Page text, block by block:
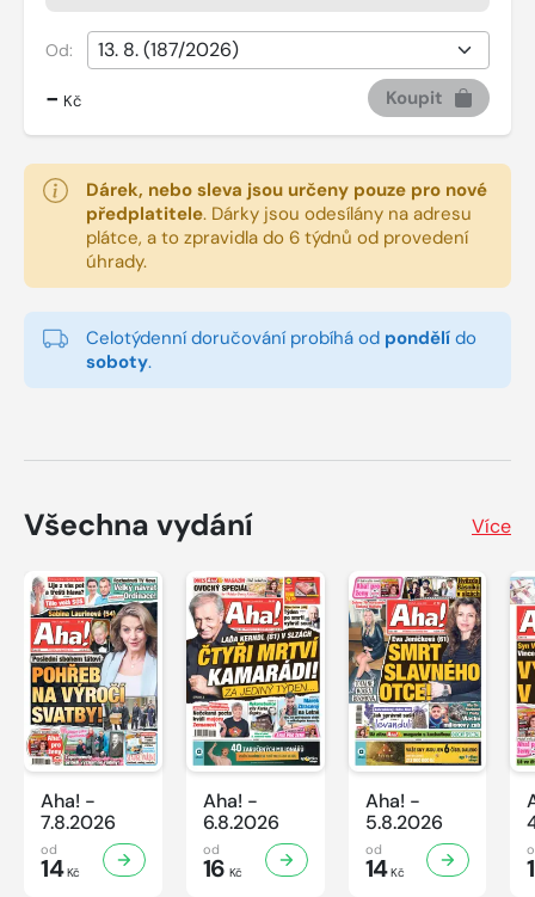
Od:
- Kč Koupit
Dárek, nebo sleva jsou určeny pouze pro nové
předplatitele. Dárky jsou odesílány na adresu
plátce, a to zpravidla do 6 týdnů od provedení
úhrady.
Celotýdenní doručování probíhá od pondělí do
soboty.
Všechna vydání Více
Aha! -
7.8.2026
od
14Kč
Aha! -
6.8.2026
od
16 Kč
Aha! -
5.8.2026
od
14Kč